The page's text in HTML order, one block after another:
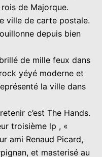
de Majorque.
ville de carte postale.
depuis bien
de mille feux dans
yéyé moderne et
la ville dans
c’est The Hands.
troisième lp , «
ami Renaud Picard,
et masterisé au